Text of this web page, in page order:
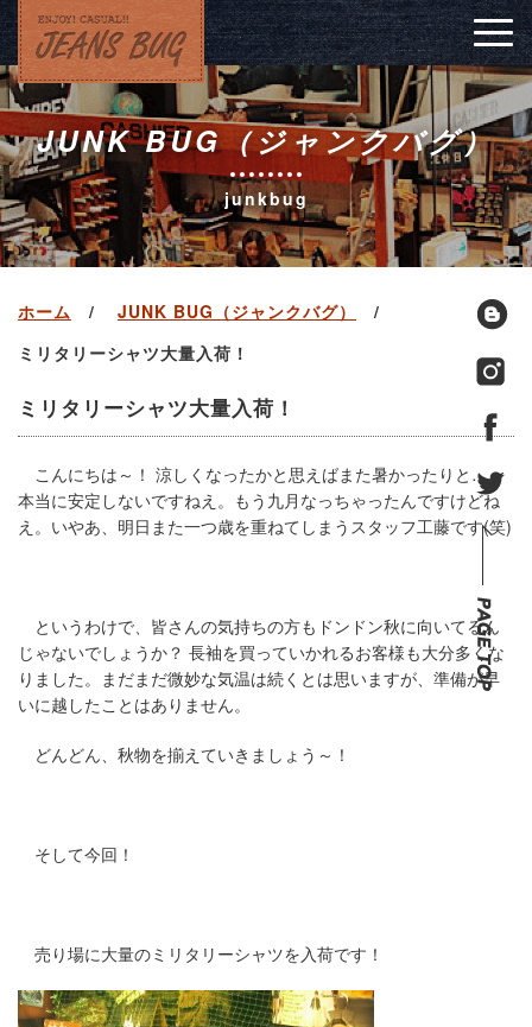
JUNK BUG（ジャンクバグ）
junkbug
ホーム
JUNK BUG（ジャンクバグ）
ミリタリーシャツ大量入荷！
ミリタリーシャツ大量入荷！
こんにちは～！ 涼しくなったかと思えばまた暑かったりと…。
本当に安定しないですねえ。もう九月なっちゃったんですけどね
え。いやあ、明日また一つ歳を重ねてしまうスタッフ工藤です(笑)
というわけで、皆さんの気持ちの方もドンドン秋に向いてるん
じゃないでしょうか？ 長袖を買っていかれるお客様も大分多くな
りました。まだまだ微妙な気温は続くとは思いますが、準備が早
いに越したことはありません。
どんどん、秋物を揃えていきましょう～！
そして今回！
売り場に大量のミリタリーシャツを入荷です！